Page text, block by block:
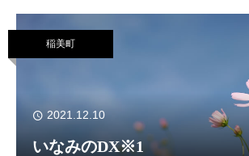
稲美町
2021.12.10
いなみのDX※1